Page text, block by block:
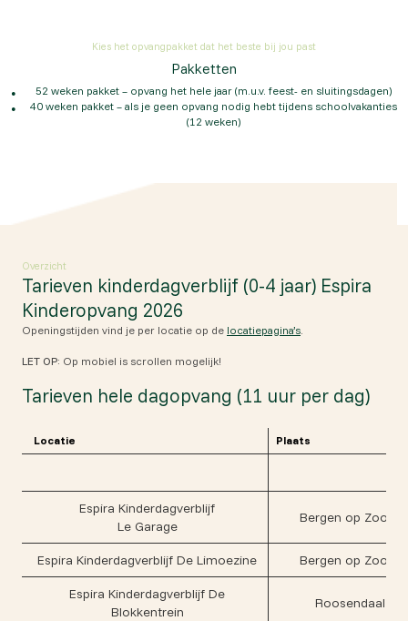
Kies het opvangpakket dat het beste bij jou past
Pakketten
52 weken pakket – opvang het hele jaar (m.u.v. feest- en sluitingsdagen)
40 weken pakket – als je geen opvang nodig hebt tijdens schoolvakanties
(12 weken)
Overzicht
Tarieven kinderdagverblijf (0-4 jaar) Espira
Kinderopvang 2026
Openingstijden vind je per locatie op de locatiepagina’s.
LET OP: Op mobiel is scrollen mogelijk!
Tarieven hele dagopvang (11 uur per dag)
Locatie Plaats
Espira Kinderdagverblijf
Le Garage
Bergen op Zoom
Espira Kinderdagverblijf De Limoezine Bergen op Zoom
Espira Kinderdagverblijf De
Blokkentrein
Roosendaal